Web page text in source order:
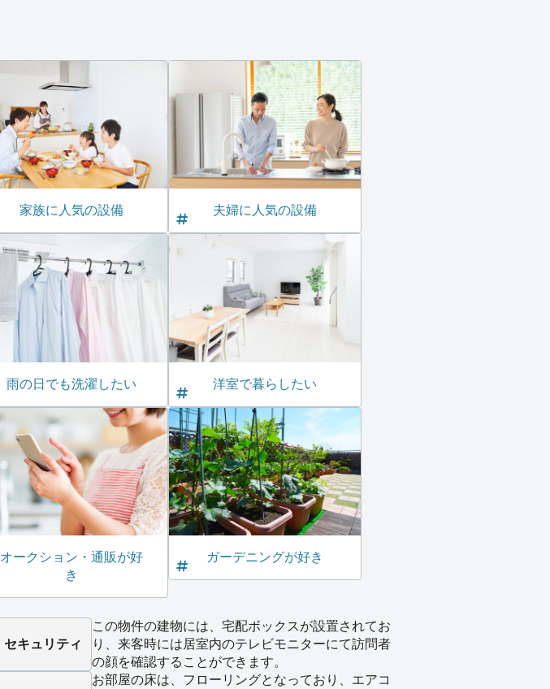
家族に人気の設備 夫婦に人気の設備
雨の日でも洗濯したい 洋室で暮らしたい
オークション・通販が好
き
ガーデニングが好き
セキュリティ
この物件の建物には、宅配ボックスが設置されてお
り、来客時には居室内のテレビモニターにて訪問者
の顔を確認することができます。
お部屋の床は、フローリングとなっており、エアコ